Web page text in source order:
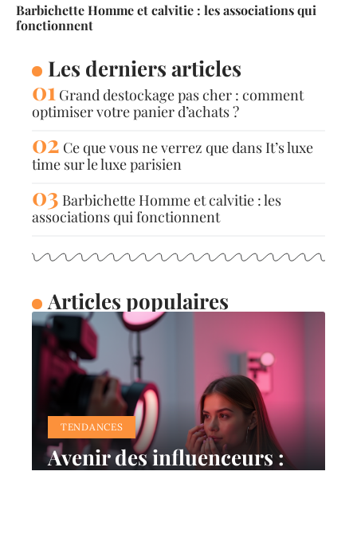
Barbichette Homme et calvitie : les associations qui
fonctionnent
Les derniers articles
Grand destockage pas cher : comment
optimiser votre panier d’achats ?
Ce que vous ne verrez que dans It’s luxe
time sur le luxe parisien
Barbichette Homme et calvitie : les
associations qui fonctionnent
Articles populaires
TENDANCES
Avenir des influenceurs :
tendances et prévisions du